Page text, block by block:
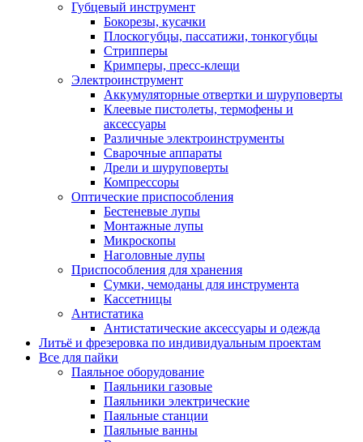
Губцевый инструмент
Бокорезы, кусачки
Плоскогубцы, пассатижи, тонкогубцы
Стрипперы
Кримперы, пресс-клещи
Электроинструмент
Аккумуляторные отвертки и шуруповерты
Клеевые пистолеты, термофены и
аксессуары
Различные электроинструменты
Сварочные аппараты
Дрели и шуруповерты
Компрессоры
Оптические приспособления
Бестеневые лупы
Монтажные лупы
Микроскопы
Наголовные лупы
Приспособления для хранения
Сумки, чемоданы для инструмента
Кассетницы
Антистатика
Антистатические аксессуары и одежда
Литьё и фрезеровка по индивидуальным проектам
Все для пайки
Паяльное оборудование
Паяльники газовые
Паяльники электрические
Паяльные станции
Паяльные ванны